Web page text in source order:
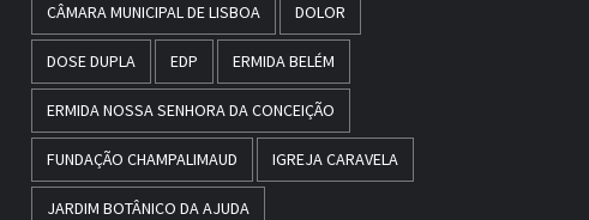
CÂMARA MUNICIPAL DE LISBOA DOLOR
DOSE DUPLA EDP ERMIDA BELÉM
ERMIDA NOSSA SENHORA DA CONCEIÇÃO
FUNDAÇÃO CHAMPALIMAUD IGREJA CARAVELA
JARDIM BOTÂNICO DA AJUDA